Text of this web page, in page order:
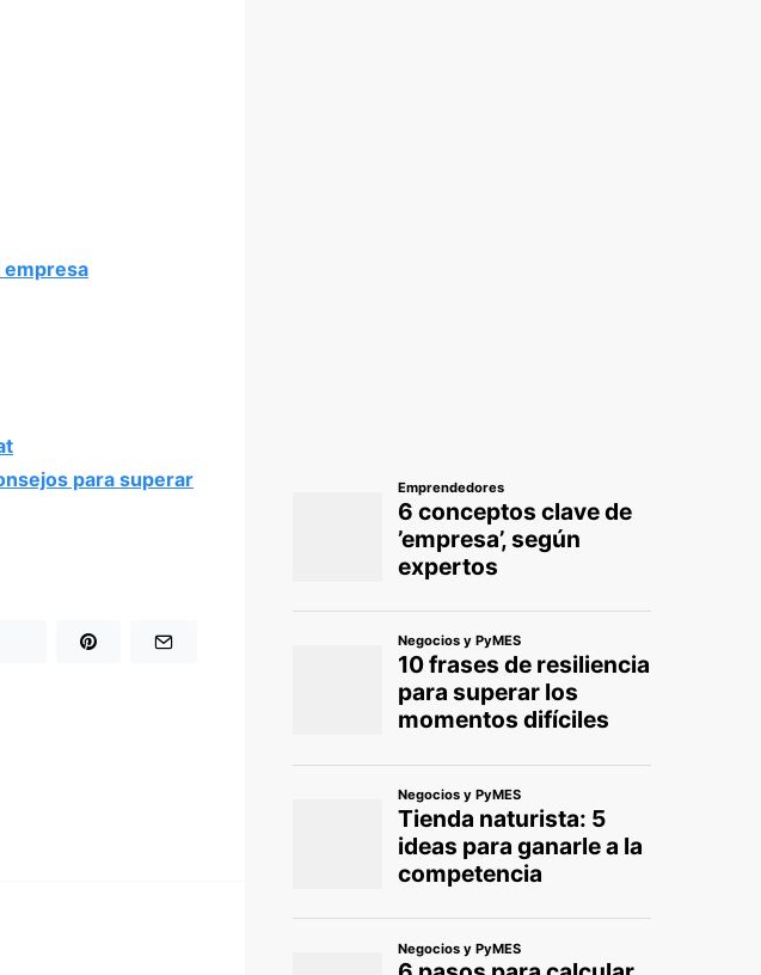
empresa
para superar